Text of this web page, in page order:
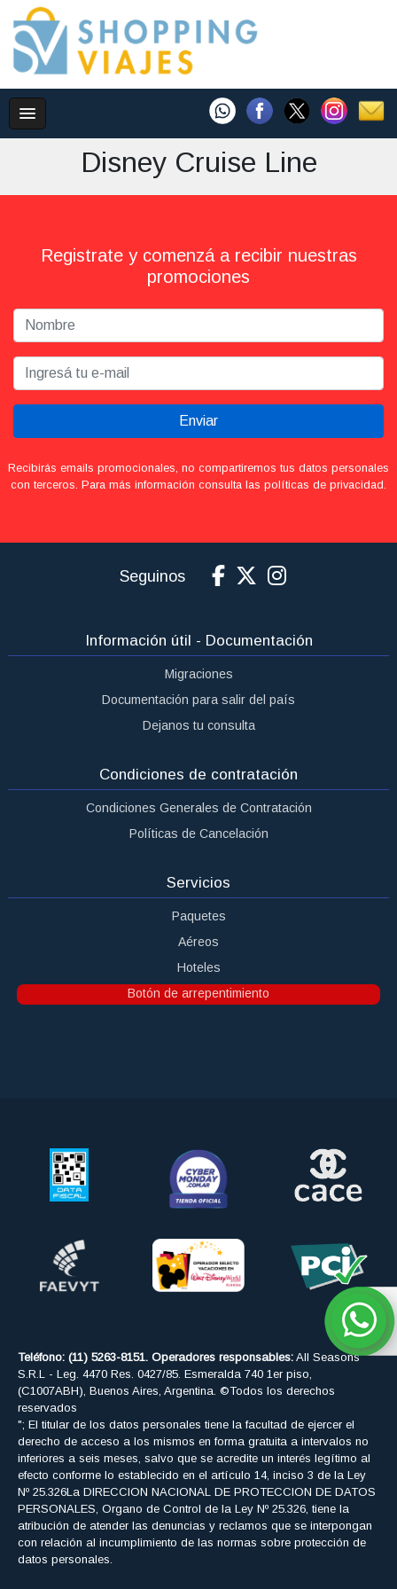
Disney Cruise Line
Registrate y comenzá a recibir nuestras
promociones
Enviar
Recibirás emails promocionales, no compartiremos tus datos personales
con terceros. Para más información consulta las políticas de privacidad.
Seguinos
Información útil - Documentación
Migraciones
Documentación para salir del país
Dejanos tu consulta
Condiciones de contratación
Condiciones Generales de Contratación
Políticas de Cancelación
Servicios
Paquetes
Aéreos
Hoteles
Botón de arrepentimiento
Teléfono: (11) 5263-8151. Operadores responsables: All Seasons
S.R.L - Leg. 4470 Res. 0427/85. Esmeralda 740 1er piso,
(C1007ABH), Buenos Aires, Argentina. ©Todos los derechos
reservados
"; El titular de los datos personales tiene la facultad de ejercer el
derecho de acceso a los mismos en forma gratuita a intervalos no
inferiores a seis meses, salvo que se acredite un interés legítimo al
efecto conforme lo establecido en el artículo 14, inciso 3 de la Ley
Nº 25.326La DIRECCION NACIONAL DE PROTECCION DE DATOS
PERSONALES, Organo de Control de la Ley Nº 25.326, tiene la
atribución de atender las denuncias y reclamos que se interpongan
con relación al incumplimiento de las normas sobre protección de
datos personales.